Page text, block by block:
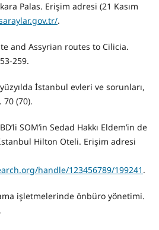
Palas. Erişim adresi (21 Kasım
.
and Assyrian routes to Cilicia.
259.
İstanbul evleri ve sorunları,
(70).
SOM’in Sedad Hakkı Eldem’in de
İstanbul Hilton Oteli. Erişim adresi
handle/123456789/199241 .
işletmelerinde önbüro yönetimi.